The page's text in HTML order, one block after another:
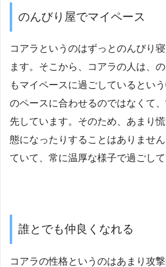
のんびり屋でマイペース
コアラというのはずっとのんびり
ます。そこから、コアラの人は、
もマイペースに過ごしているとい
のペースに合わせるのではなくて
先しています。そのため、あまり
態になったりすることはありませ
ていて、常に温厚な様子で過ごして
誰とでも仲良くなれる
コアラの性格というのはあまり攻